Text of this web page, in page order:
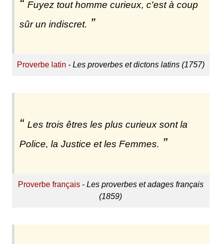
Fuyez tout homme curieux, c'est à coup
sûr un indiscret.
Proverbe latin - Les proverbes et dictons latins (1757)
Les trois êtres les plus curieux sont la
Police, la Justice et les Femmes.
Proverbe français- Les proverbes et adages français
(1859)